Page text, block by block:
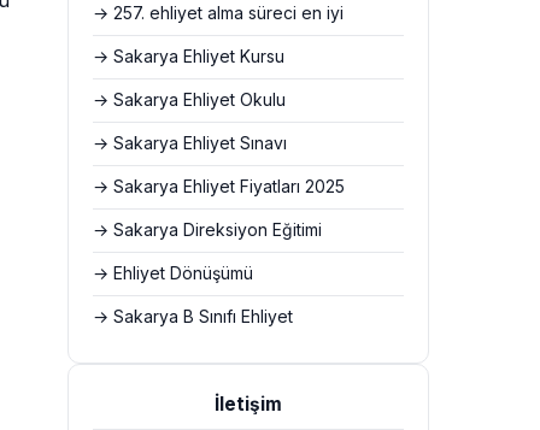
→ 257. ehliyet alma süreci en iyi
→ Sakarya Ehliyet Kursu
→ Sakarya Ehliyet Okulu
→ Sakarya Ehliyet Sınavı
→ Sakarya Ehliyet Fiyatları 2025
→ Sakarya Direksiyon Eğitimi
→ Ehliyet Dönüşümü
→ Sakarya B Sınıfı Ehliyet
İletişim